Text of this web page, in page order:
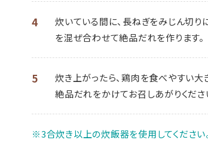
4
炊いている間に、長ねぎをみじん切り
を混ぜ合わせて絶品だれを作ります。
5
炊き上がったら、鶏肉を食べやすい大
絶品だれをかけてお召しあがりくださ
※3合炊き以上の炊飯器を使用してください